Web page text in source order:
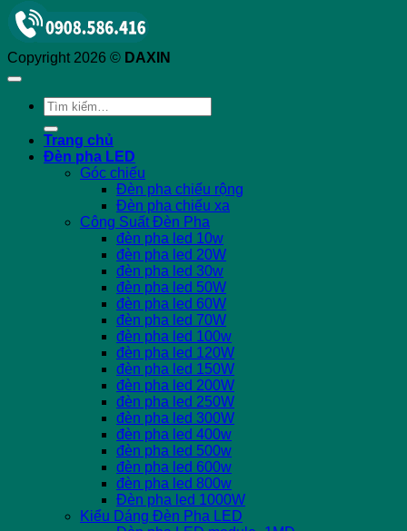
Copyright 2026 © DAXIN
Tìm
kiếm:
Trang chủ
Đèn pha LED
Góc chiếu
Đèn pha chiếu rộng
Đèn pha chiếu xa
Công Suất Đèn Pha
đèn pha led 10w
đèn pha led 20W
đèn pha led 30w
đèn pha led 50W
đèn pha led 60W
đèn pha led 70W
đèn pha led 100w
đèn pha led 120W
đèn pha led 150W
đèn pha led 200W
đèn pha led 250W
đèn pha led 300W
đèn pha led 400w
đèn pha led 500w
đèn pha led 600w
đèn pha led 800w
Đèn pha led 1000W
Kiểu Dáng Đèn Pha LED